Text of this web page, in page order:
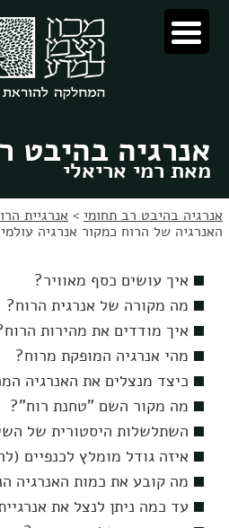
לתוכן
לניווט
אנרגיה בהיבט
מאת רמי אריאלי
אנרגיה בהיבט רב תחומי > אנרגיית
האנרגיה של הרוח כמקור אנרגיה
איך עושים כסף מאוויר?
מה מקורה של אנרגית הרוח?
איך מודדים את מהירות
מהי אנרגיה המופקת מרוח?
כיצד מנצלים את האנרגיה
מה מקור השם "טחנת רוח"?
השתלשלות היסטורית של
איזה גודל מומלץ לכנפיים
מה קובע את כמות האנרגיה
עד כמה ניתן לנצל את